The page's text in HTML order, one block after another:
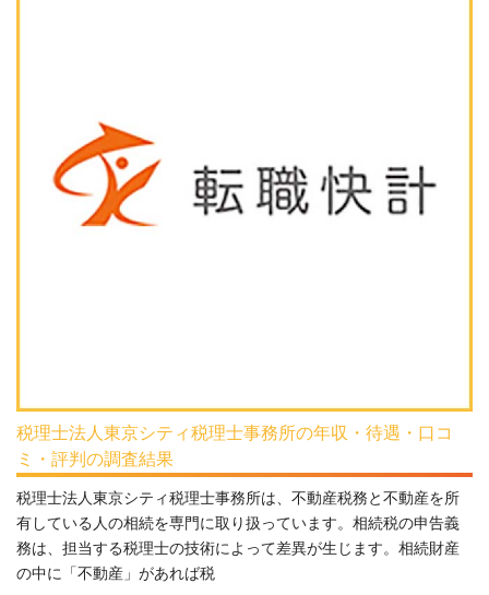
税理士法人東京シティ税理士事務所の年収・待遇・口コ
ミ・評判の調査結果
税理士法人東京シティ税理士事務所は、不動産税務と不動産を所
有している人の相続を専門に取り扱っています。相続税の申告義
務は、担当する税理士の技術によって差異が生じます。相続財産
の中に「不動産」があれば税